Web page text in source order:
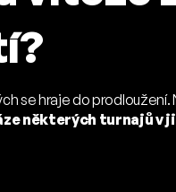
se hraje do
některých turnajů v